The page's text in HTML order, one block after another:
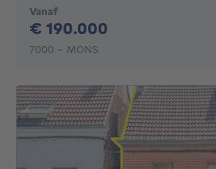
Vanaf
€ 190.000
7000 - MONS